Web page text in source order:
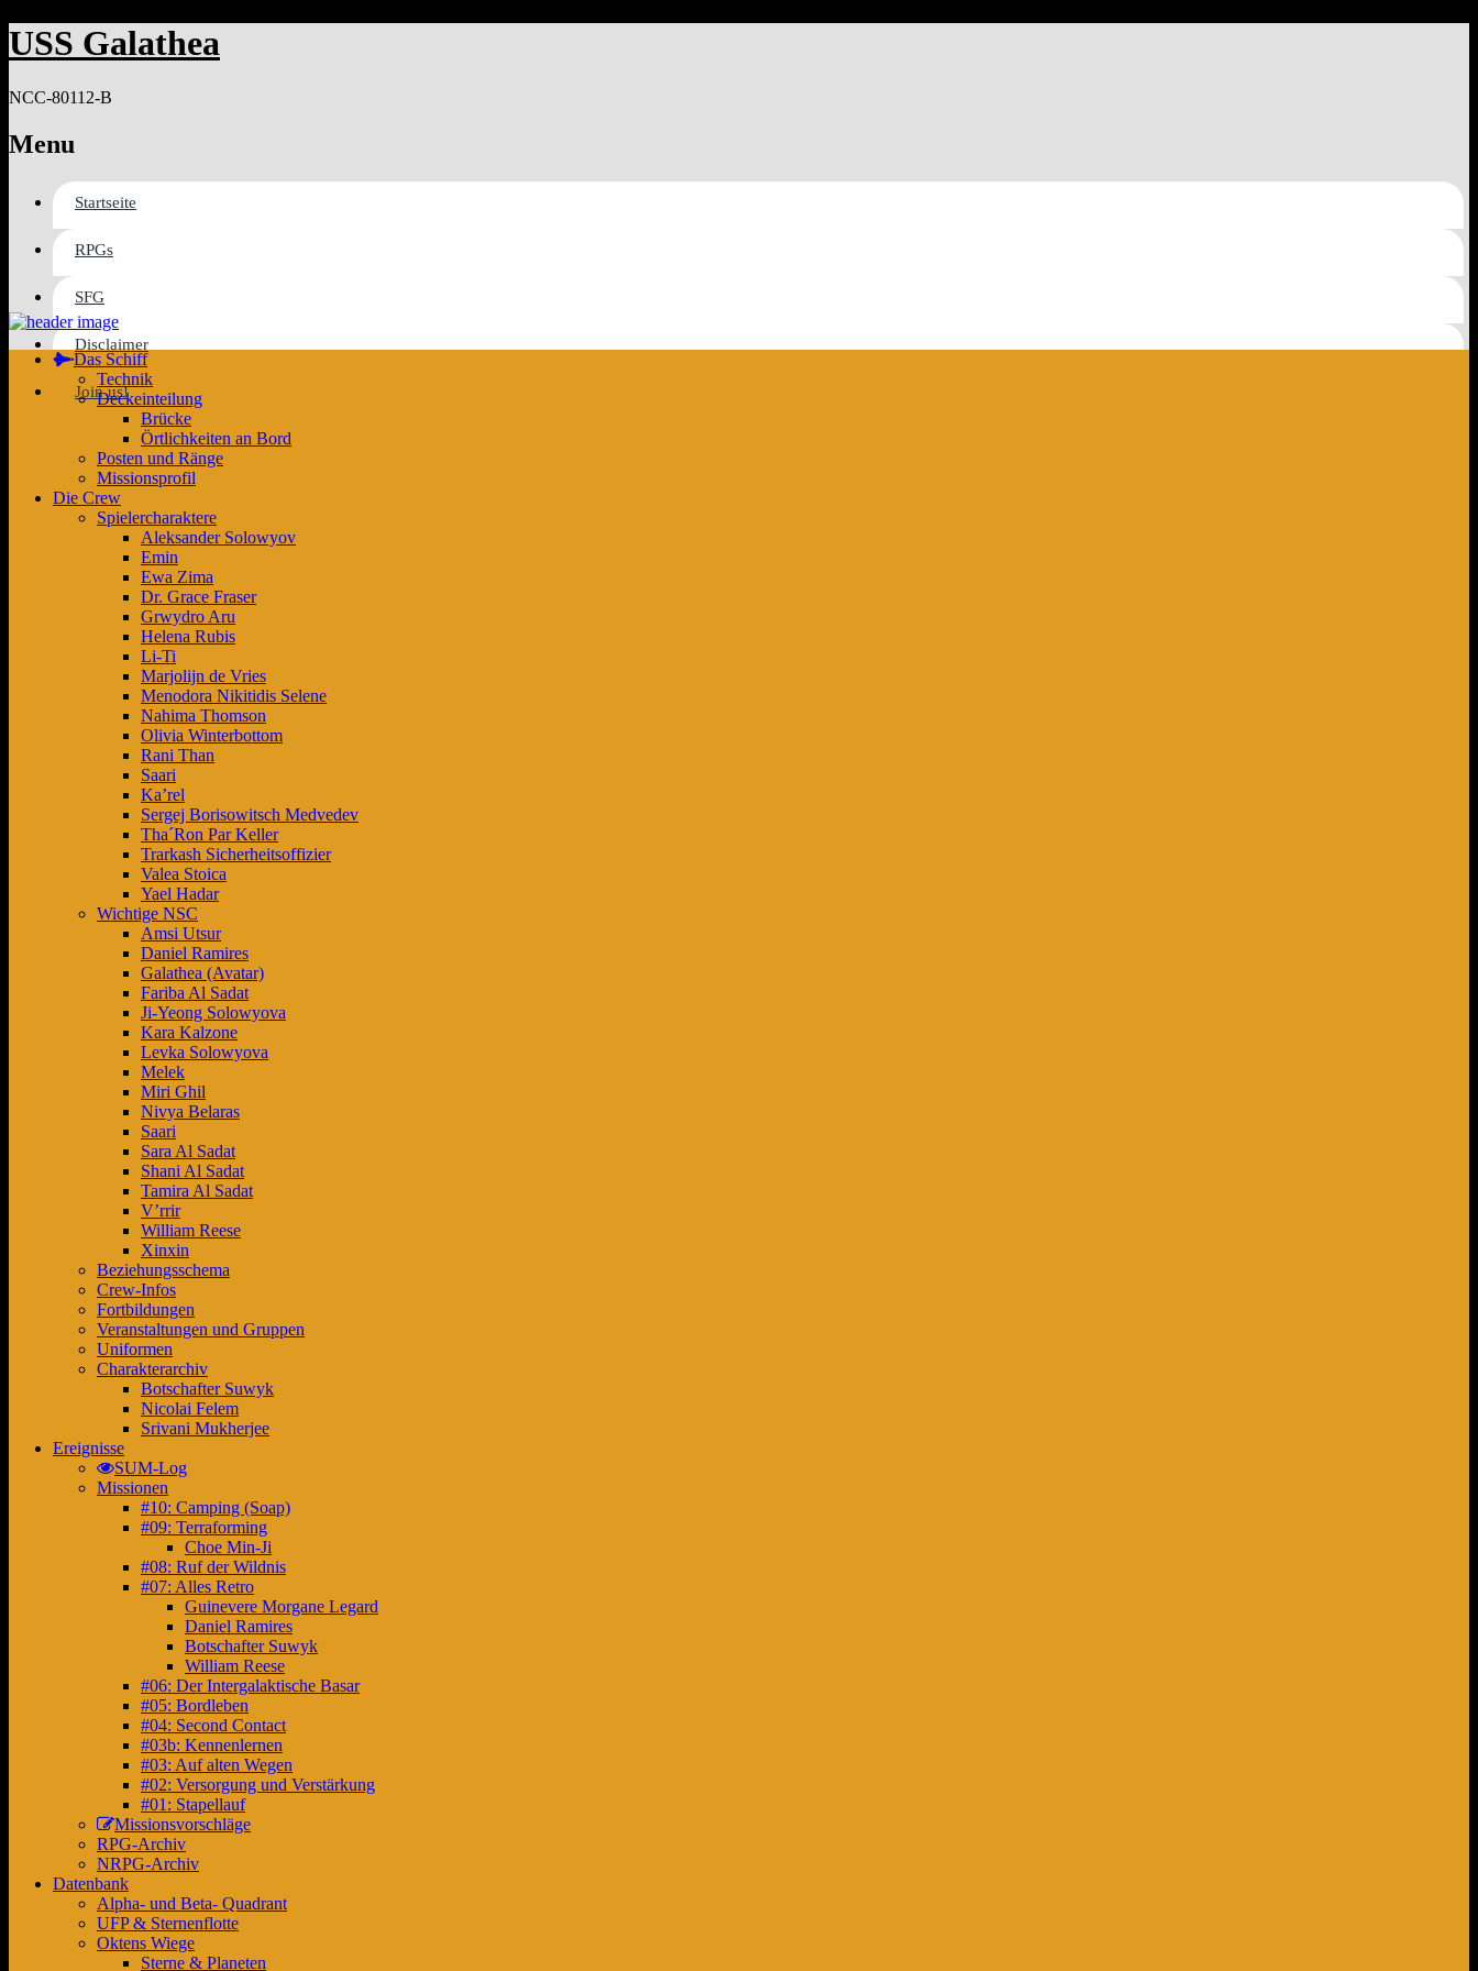
USS Galathea
NCC-80112-B
Menu
Startseite
RPGs
SFG
Disclaimer
Join us!
Das Schiff
Technik
Deckeinteilung
Brücke
Örtlichkeiten an Bord
Posten und Ränge
Missionsprofil
Die Crew
Spielercharaktere
Aleksander Solowyov
Emin
Ewa Zima
Dr. Grace Fraser
Grwydro Aru
Helena Rubis
Li-Ti
Marjolijn de Vries
Menodora Nikitidis Selene
Nahima Thomson
Olivia Winterbottom
Rani Than
Saari
Ka’rel
Sergej Borisowitsch Medvedev
Tha´Ron Par Keller
Trarkash Sicherheitsoffizier
Valea Stoica
Yael Hadar
Wichtige NSC
Amsi Utsur
Daniel Ramires
Galathea (Avatar)
Fariba Al Sadat
Ji-Yeong Solowyova
Kara Kalzone
Levka Solowyova
Melek
Miri Ghil
Nivya Belaras
Saari
Sara Al Sadat
Shani Al Sadat
Tamira Al Sadat
V’rrir
William Reese
Xinxin
Beziehungsschema
Crew-Infos
Fortbildungen
Veranstaltungen und Gruppen
Uniformen
Charakterarchiv
Botschafter Suwyk
Nicolai Felem
Srivani Mukherjee
Ereignisse
SUM-Log
Missionen
#10: Camping (Soap)
#09: Terraforming
Choe Min-Ji
#08: Ruf der Wildnis
#07: Alles Retro
Guinevere Morgane Legard
Daniel Ramires
Botschafter Suwyk
William Reese
#06: Der Intergalaktische Basar
#05: Bordleben
#04: Second Contact
#03b: Kennenlernen
#03: Auf alten Wegen
#02: Versorgung und Verstärkung
#01: Stapellauf
Missionsvorschläge
RPG-Archiv
NRPG-Archiv
Datenbank
Alpha- und Beta- Quadrant
UFP & Sternenflotte
Oktens Wiege
Sterne & Planeten